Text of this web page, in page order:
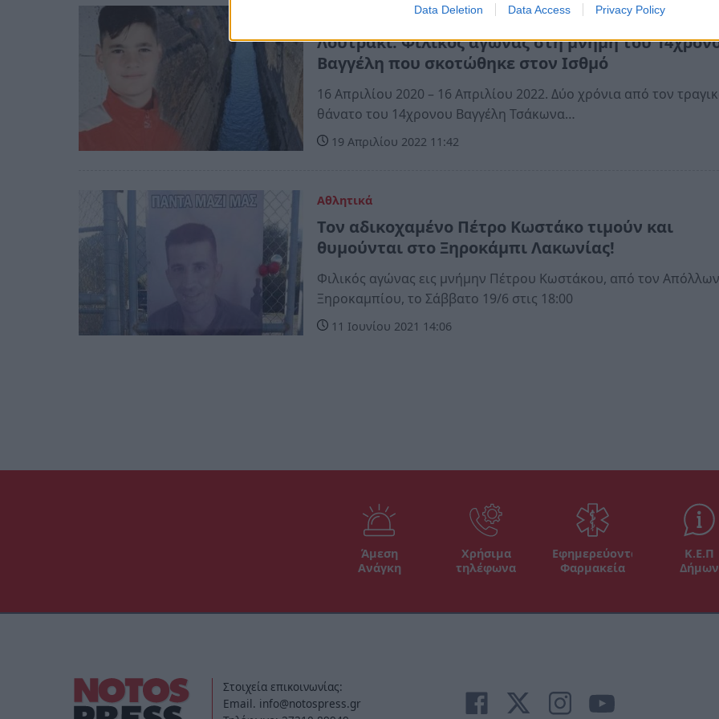
Data Deletion Data Access Privacy Policy
Λουτράκι: Φιλικός αγώνας στη μνήμη του
Βαγγέλη που σκοτώθηκε στον Ισθμό
16 Απριλίου 2020 – 16 Απριλίου 2022. Δύο χρόνια από τον
θάνατο του 14χρονου Βαγγέλη Τσάκωνα…
19 Απριλίου 2022 11:42
Αθλητικά
Τον αδικοχαμένο Πέτρο Κωστάκο τιμούν και
θυμούνται στο Ξηροκάμπι Λακωνίας!
Φιλικός αγώνας εις μνήμην Πέτρου Κωστάκου, από τον
Ξηροκαμπίου, το Σάββατο 19/6 στις 18:00
11 Ιουνίου 2021 14:06
Άμεση
Ανάγκη
Χρήσιμα
τηλέφωνα
Εφημερεύοντα
Φαρμακεία
Κ.Ε.Π
Δήμων
Στοιχεία επικοινωνίας:
Email. info@notospress.gr